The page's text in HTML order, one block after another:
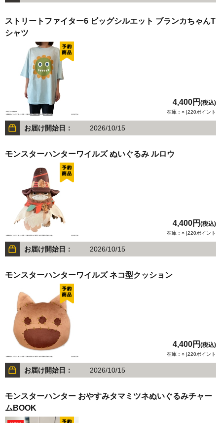
ストリートファイター6 ビッグシルエット ブランカちゃんT
シャツ
4,400円 (税込)
在庫：○ |220ポイント
お届け開始日： 2026/10/15
モンスターハンターワイルズ ぬいぐるみ ルロウ
4,400円 (税込)
在庫：○ |220ポイント
お届け開始日： 2026/10/15
モンスターハンターワイルズ ネコ型クッション
4,400円 (税込)
在庫：○ |220ポイント
お届け開始日： 2026/10/15
モンスターハンター おやすみタマミツネぬいぐるみチャー
ムBOOK